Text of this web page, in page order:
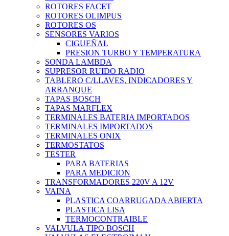
ROTORES FACET
ROTORES OLIMPUS
ROTORES OS
SENSORES VARIOS
CIGUEÑAL
PRESION TURBO Y TEMPERATURA
SONDA LAMBDA
SUPRESOR RUIDO RADIO
TABLERO C/LLAVES, INDICADORES Y
ARRANQUE
TAPAS BOSCH
TAPAS MARFLEX
TERMINALES BATERIA IMPORTADOS
TERMINALES IMPORTADOS
TERMINALES ONIX
TERMOSTATOS
TESTER
PARA BATERIAS
PARA MEDICION
TRANSFORMADORES 220V A 12V
VAINA
PLASTICA COARRUGADA ABIERTA
PLASTICA LISA
TERMOCONTRAIBLE
VALVULA TIPO BOSCH